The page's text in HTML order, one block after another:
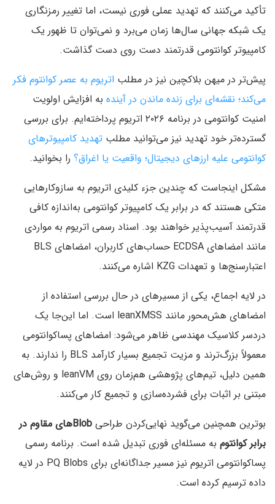
تأکید می‌کنند که تهدید عملی فوری نیست، اما تغییر رمزنگاری
یک شبکه جهانی سال‌ها زمان می‌برد و نمی‌توان تا ظهور یک
کامپیوتر کوانتومی قدرتمند دست روی دست گذاشت.
پیش‌تر در میهن بلاکچین نیز در مطلب اتریوم به عصر کوانتوم فکر
می‌کند؛ نقشه‌ای برای زنده ماندن در آینده به افزایش اولویت
امنیت کوانتومی در برنامه ۲۰۲۶ اتریوم پرداخته‌ایم. برای بررسی
گسترده‌تر خود تهدید نیز می‌توانید مطلب تهدید کامپیوترهای
کوانتومی علیه ارزهای دیجیتال؛ واقعیت یا اغراق؟ را بخوانید.
مشکل اینجاست که چندین جزء کلیدی اتریوم به سازوکارهایی
متکی هستند که در برابر یک کامپیوتر کوانتومی به‌اندازه کافی
قدرتمند آسیب‌پذیر خواهند بود. اسناد رسمی اتریوم به مواردی
مانند امضاهای ECDSA حساب‌های کاربران، امضاهای BLS
اعتبارسنج‌ها و تعهدات KZG اشاره می‌کنند.
در لایه اجماع، یکی از مسیرهای در حال بررسی استفاده از
امضاهای هش‌محور مانند leanXMSS است. اما این‌جا یک
دردسر کلاسیک مهندسی ظاهر می‌شود: امضاهای پساکوانتومی
معمولاً بزرگ‌ترند و مزیت تجمیع بسیار کارآمد BLS را ندارند. به
همین دلیل، تیم‌های پژوهشی هم‌زمان روی leanVM و روش‌های
مبتنی بر اثبات برای فشرده‌سازی و تجمیع کار می‌کنند.
بوترین همچنین می‌گوید نهایی‌کردن طراحی
Blobهای مقاوم در
برابر کوانتوم به مسئله‌ای فوری تبدیل شده است. برنامه رسمی
پساکوانتومی اتریوم نیز مسیر جداگانه‌ای برای PQ Blobs در لایه
داده ترسیم کرده است.